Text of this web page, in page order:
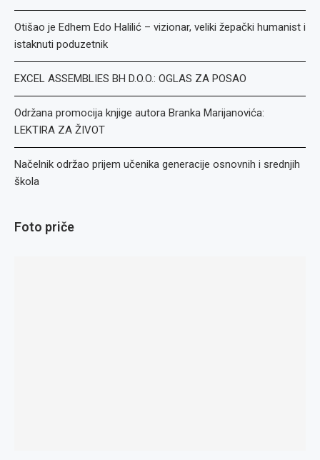
Otišao je Edhem Edo Halilić – vizionar, veliki žepački humanist i
istaknuti poduzetnik
EXCEL ASSEMBLIES BH D.O.O.: OGLAS ZA POSAO
Održana promocija knjige autora Branka Marijanovića:
LEKTIRA ZA ŽIVOT
Načelnik održao prijem učenika generacije osnovnih i srednjih
škola
Foto priče